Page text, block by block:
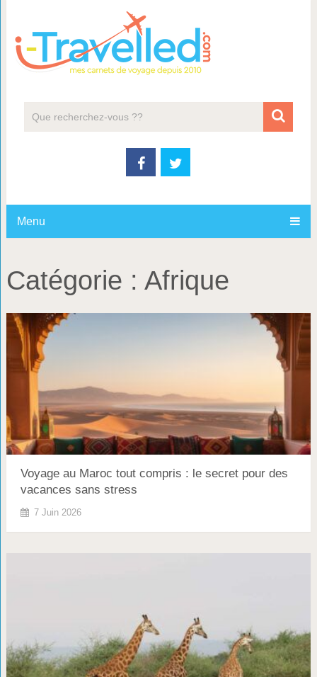
Menu
Catégorie : Afrique
Voyage au Maroc tout compris : le secret pour des
vacances sans stress
7 Juin 2026